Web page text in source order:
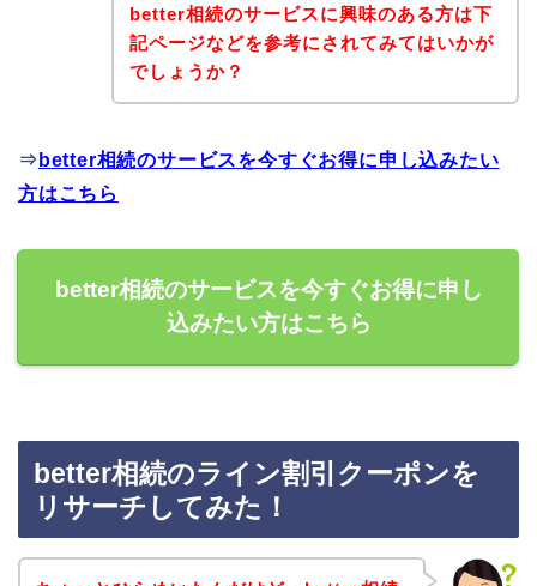
better相続のサービスに興味のある方は下
記ページなどを参考にされてみてはいかが
でしょうか？
⇒ better相続のサービスを今すぐお得に申し込みたい
方はこちら
better相続のサービスを今すぐお得に申し
込みたい方はこちら
better相続のライン割引クーポンを
リサーチしてみた！